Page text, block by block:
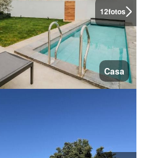
12fotos
Casa